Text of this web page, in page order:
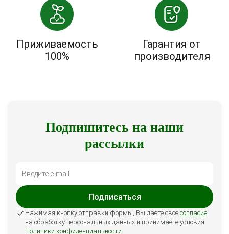
Приживаемость
100%
Гарантия от
производителя
Подпишитесь на наши
рассылки
Подписаться
Нажимая кнопку отправки формы, Вы даете свое согласие
на обработку персональных данных и принимаете условия
Политики конфиденциальности.